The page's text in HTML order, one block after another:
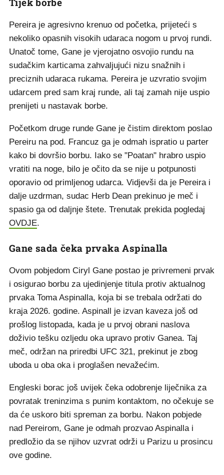
Pereira je agresivno krenuo od početka, prijeteći s
nekoliko opasnih visokih udaraca nogom u prvoj rundi.
Unatoč tome, Gane je vjerojatno osvojio rundu na
sudačkim karticama zahvaljujući nizu snažnih i
preciznih udaraca rukama. Pereira je uzvratio svojim
udarcem pred sam kraj runde, ali taj zamah nije uspio
prenijeti u nastavak borbe.
Početkom druge runde Gane je čistim direktom poslao
Pereiru na pod. Francuz ga je odmah ispratio u parter
kako bi dovršio borbu. Iako se "Poatan" hrabro uspio
vratiti na noge, bilo je očito da se nije u potpunosti
oporavio od primljenog udarca. Vidjevši da je Pereira i
dalje uzdrman, sudac Herb Dean prekinuo je meč i
spasio ga od daljnje štete. Trenutak prekida pogledaj
OVDJE.
Gane sada čeka prvaka Aspinalla
Ovom pobjedom Ciryl Gane postao je privremeni prvak
i osigurao borbu za ujedinjenje titula protiv aktualnog
prvaka Toma Aspinalla, koja bi se trebala održati do
kraja 2026. godine. Aspinall je izvan kaveza još od
prošlog listopada, kada je u prvoj obrani naslova
doživio tešku ozljedu oka upravo protiv Ganea. Taj
meč, održan na priredbi UFC 321, prekinut je zbog
uboda u oba oka i proglašen nevažećim.
Engleski borac još uvijek čeka odobrenje liječnika za
povratak treninzima s punim kontaktom, no očekuje se
da će uskoro biti spreman za borbu. Nakon pobjede
nad Pereirom, Gane je odmah prozvao Aspinalla i
predložio da se njihov uzvrat održi u Parizu u prosincu
ove godine.